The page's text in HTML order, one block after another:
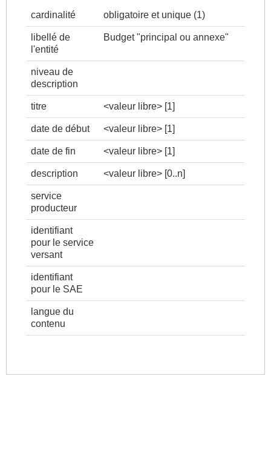
cardinalité obligatoire et unique (1)
libellé de
l'entité
Budget "principal ou annexe"
niveau de
description
titre <valeur libre> [1]
date de début <valeur libre> [1]
date de fin <valeur libre> [1]
description <valeur libre> [0..n]
service
producteur
identifiant
pour le service
versant
identifiant
pour le SAE
langue du
contenu